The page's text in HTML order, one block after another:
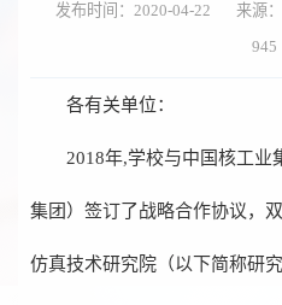
发布时间：2020-04-22 来源
945
各有关单位：
2018年,学校与中国核工业
集团）签订了战略合作协议，
仿真技术研究院（以下简称研